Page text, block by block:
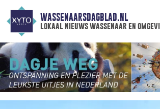
WASSENAARSDAGBLAD.NL
lokaal nieuws wassenaar en